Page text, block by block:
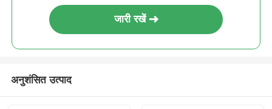
जारी रखें
अनुशंसित उत्पाद